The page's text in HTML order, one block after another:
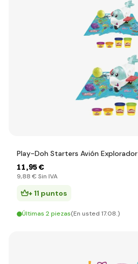
Play-Doh Starters Avión Explorador
11,95 €
9,88 € Sin IVA
+ 11 puntos
Últimas 2 piezas(En usted 17.08.)